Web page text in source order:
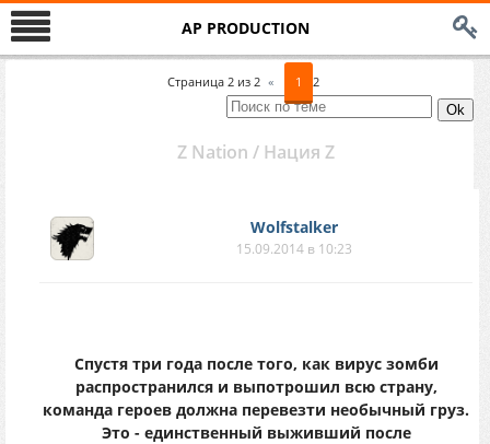
AP PRODUCTION
Страница 2 из 2 « 1 2
Z Nation / Нация Z
Wolfstalker
15.09.2014 в 10:23
Спустя три года после того, как вирус зомби
распространился и выпотрошил всю страну,
команда героев должна перевезти необычный груз.
Это - единственный выживший после